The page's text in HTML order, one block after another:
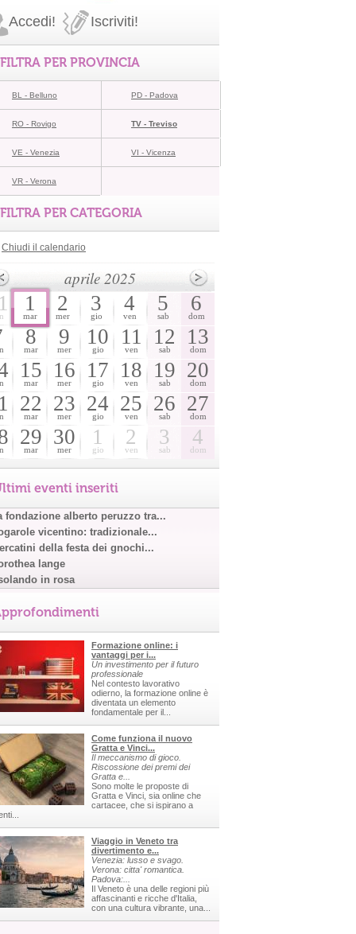
Accedi! Iscriviti!
FILTRA PER PROVINCIA
BL - Belluno PD - Padova
RO - Rovigo TV - Treviso
VE - Venezia VI - Vicenza
VR - Verona
FILTRA PER CATEGORIA
Chiudi il calendario
aprile 2025
1
mar
2
mer
3
gio
4
ven
5
sab
6
dom
8
mar
9
mer
10
gio
11
ven
12
sab
13
dom
15
mar
16
mer
17
gio
18
ven
19
sab
20
dom
22
mar
23
mer
24
gio
25
ven
26
sab
27
dom
29
mar
30
mer
1
gio
2
ven
3
sab
4
dom
eventi inseriti
fondazione alberto peruzzo tra...
vicentino: tradizionale...
della festa dei gnochi...
lange
in rosa
Formazione online: i
vantaggi per i...
Un investimento per il futuro
professionale
Nel contesto lavorativo
odierno, la formazione online è
diventata un elemento
fondamentale per il...
Come funziona il nuovo
Gratta e Vinci...
Il meccanismo di gioco.
Riscossione dei premi dei
Gratta e...
Sono molte le proposte di
Gratta e Vinci, sia online che
cartacee, che si ispirano a
Viaggio in Veneto tra
divertimento e...
Venezia: lusso e svago.
Verona: citta' romantica.
Padova:...
Il Veneto è una delle regioni più
affascinanti e ricche d'Italia,
con una cultura vibrante, una...